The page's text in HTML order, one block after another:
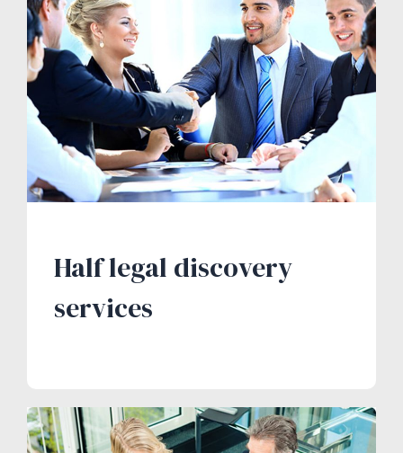
Half legal discovery
services